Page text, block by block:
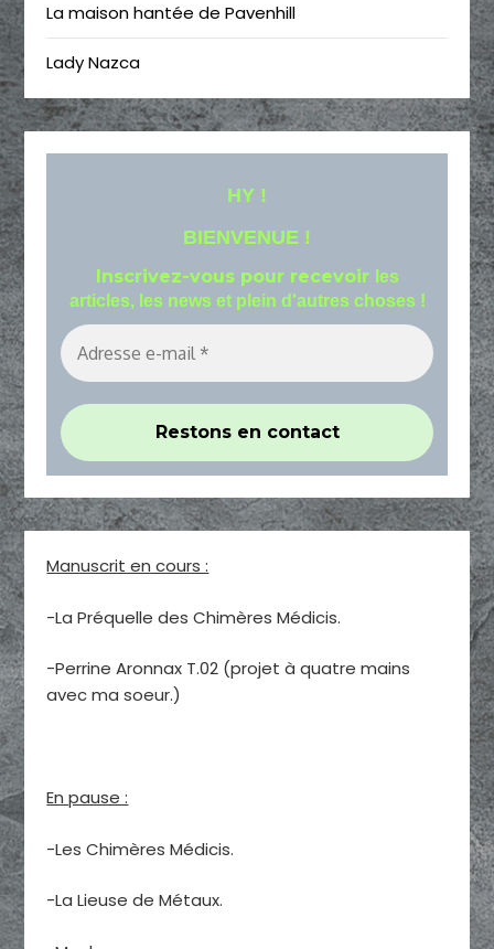
La maison hantée de Pavenhill
Lady Nazca
HY !
BIENVENUE !
Inscrivez-vous pour recevoir les
articles, les news et plein d'autres choses !
Manuscrit en cours :
-La Préquelle des Chimères Médicis.
-Perrine Aronnax T.02 (projet à quatre mains
avec ma soeur.)
En pause :
-Les Chimères Médicis.
-La Lieuse de Métaux.